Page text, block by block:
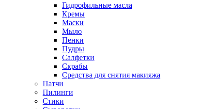
Гидрофильные масла
Кремы
Маски
Мыло
Пенки
Пудры
Салфетки
Скрабы
Средства для снятия макияжа
Патчи
Пилинги
Стики